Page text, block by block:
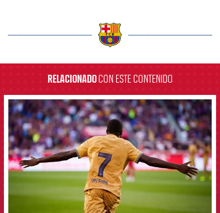
RELACIONADOCON ESTE CONTENIDO
FCB Barcelona badge